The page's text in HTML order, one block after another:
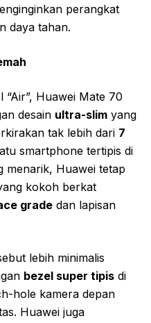
perangkat
daya tahan.
“Air”, Huawei Mate 70
desain ultra-slim yang
tak lebih dari 7
smartphone tertipis di
menarik, Huawei tetap
kokoh berkat
grade dan lapisan
lebih minimalis
bezel super tipis di
hole kamera depan
Huawei juga